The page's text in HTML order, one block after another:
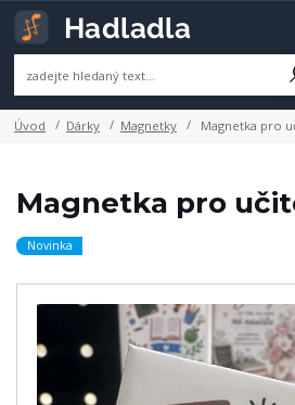
Úvod Dárky Magnetky Magnetka pro
Magnetka pro
Novinka